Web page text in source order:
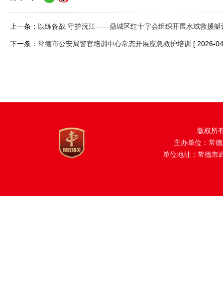
上一条： 以练备战 守护沅江——鼎城区红十字会组织开展水域救援艇
下一条： 常德市公安局警官培训中心常态开展应急救护培训 [ 2026-
版权所
主办单位：常
单位地址：常德市